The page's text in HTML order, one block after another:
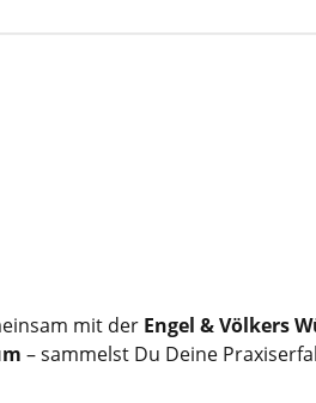
mit der Engel & Völkers
– sammelst Du Deine